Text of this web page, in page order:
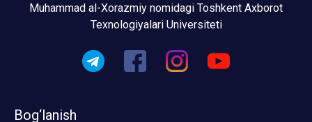
Muhammad al-Xorazmiy nomidagi Toshkent Axborot
Texnologiyalari Universiteti
Bog‘lanish